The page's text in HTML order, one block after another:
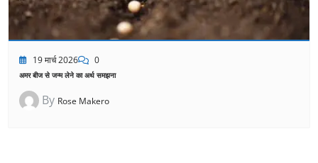
19 मार्च 2026 0
अमर बीज से जन्म लेने का अर्थ समझना
By Rose Makero